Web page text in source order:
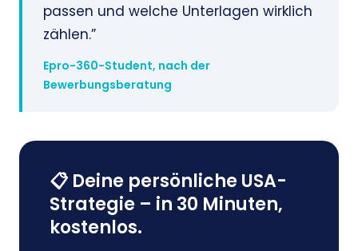
passen und welche Unterlagen wirklich
zählen.”
Epro-360-Student, nach der
Bewerbungsberatung
📋 Deine persönliche USA-
Strategie – in 30 Minuten,
kostenlos.